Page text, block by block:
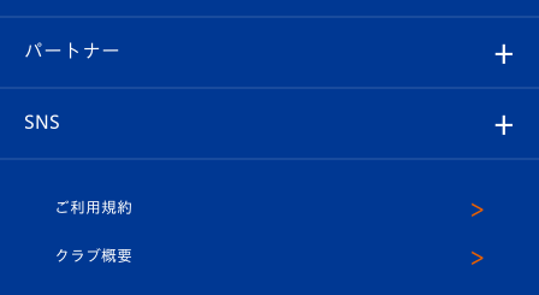
メディア
ホームタウン
マスコット紹介
ヴィヴィくんの長崎おもてなしガイド
スタジアムグルメ
V-LOVERS（ファンクラブ）
プレイヤーズスイート
店舗情報
育成からのお知らせ
U-18
パートナー
SNS
ヴィヴィくんインスタグラム
ご利用規約
クラブ概要